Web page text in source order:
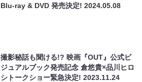
Blu-ray & DVD 発売決定!2024.05.08
撮影秘話も聞ける!? 映画『OUT』公式ビ
ジュアルブック発売記念 倉悠貴×品川ヒロ
シトークショー緊急決定!2023.11.24